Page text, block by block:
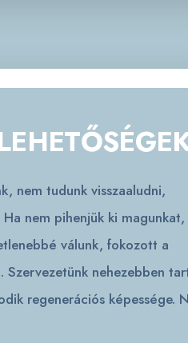
nem tudunk visszaaludni,
nem pihenjük ki magunkat,
válunk, fokozott a
nehezebben
regenerációs képessége.